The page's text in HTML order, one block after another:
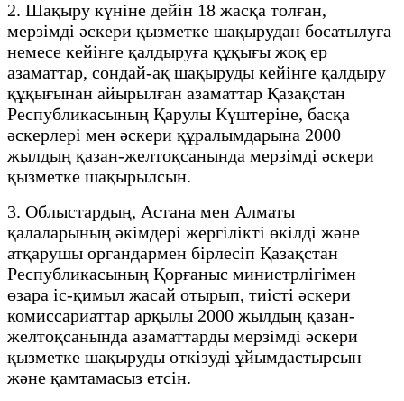
2. Шақыру күніне дейін 18 жасқа толған,
мерзімді әскери қызметке шақырудан босатылуға
немесе кейінге қалдыруға құқығы жоқ ер
азаматтар, сондай-ақ шақыруды кейінге қалдыру
құқығынан айырылған азаматтар Қазақстан
Республикасының Қарулы Күштеріне, басқа
әскерлері мен әскери құралымдарына 2000
жылдың қазан-желтоқсанында мерзімді әскери
қызметке шақырылсын.
3. Облыстардың, Астана мен Алматы
қалаларының әкімдері жергілікті өкілді және
атқарушы органдармен бірлесіп Қазақстан
Республикасының Қорғаныс министрлігімен
өзара іс-қимыл жасай отырып, тиісті әскери
комиссариаттар арқылы 2000 жылдың қазан-
желтоқсанында азаматтарды мерзімді әскери
қызметке шақыруды өткізуді ұйымдастырсын
және қамтамасыз етсін.